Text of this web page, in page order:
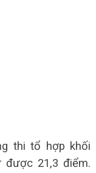
thi tổ hợp khối
được 21,3 điểm.